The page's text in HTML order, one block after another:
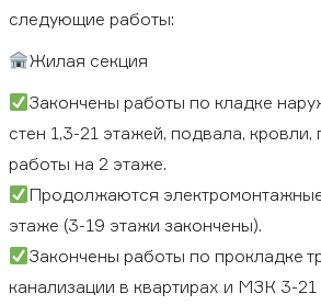
Заказать
следующие работы:
Жилая секция
Закончены работы по кладке
стен 1,3-21 этажей, подвала,
работы на 2 этаже.
Продолжаются
этаже (3-19 этажи закончены).
Закончены работы по прокладке
канализации в квартирах и МЗК 3-21